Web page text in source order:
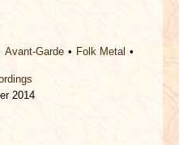
Avant-Garde
Folk Metal
2014